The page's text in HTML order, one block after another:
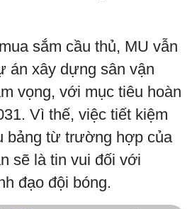
sắm cầu thủ, MU vẫn
án xây dựng sân vận
vọng, với mục tiêu hoàn
Vì thế, việc tiết kiệm
bảng từ trường hợp của
sẽ là tin vui đối với
đạo đội bóng.